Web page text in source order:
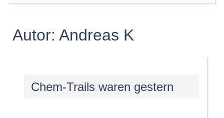
Autor: Andreas K
Chem-Trails waren gestern